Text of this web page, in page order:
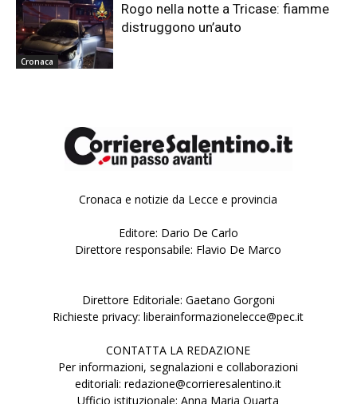
Cronaca
Rogo nella notte a Tricase: fiamme
distruggono un’auto
Cronaca e notizie da Lecce e provincia
Editore: Dario De Carlo
Direttore responsabile: Flavio De Marco
Direttore Editoriale: Gaetano Gorgoni
Richieste privacy: liberainformazionelecce@pec.it
CONTATTA LA REDAZIONE
Per informazioni, segnalazioni e collaborazioni
editoriali: redazione@corrieresalentino.it
Ufficio istituzionale: Anna Maria Quarta